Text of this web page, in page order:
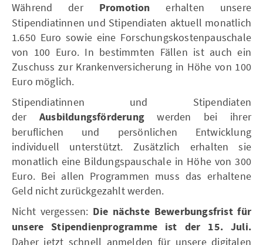
Während der Promotion erhalten unsere
Stipendiatinnen und Stipendiaten aktuell monatlich
1.650 Euro sowie eine Forschungskostenpauschale
von 100 Euro. In bestimmten Fällen ist auch ein
Zuschuss zur Krankenversicherung in Höhe von 100
Euro möglich.
Stipendiatinnen und Stipendiaten
der Ausbildungsförderung werden bei ihrer
beruflichen und persönlichen Entwicklung
individuell unterstützt. Zusätzlich erhalten sie
monatlich eine Bildungspauschale in Höhe von 300
Euro. Bei allen Programmen muss das erhaltene
Geld nicht zurückgezahlt werden.
Nicht vergessen: Die nächste Bewerbungsfrist für
unsere Stipendienprogramme ist der 15. Juli.
Daher jetzt schnell anmelden für unsere digitalen